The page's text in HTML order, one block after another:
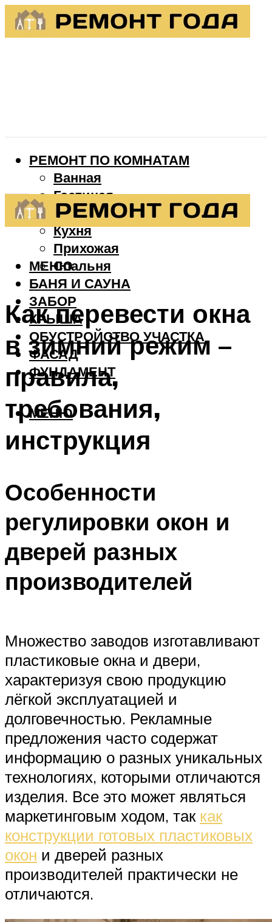
РЕМОНТ ПО КОМНАТАМ
Ванная
Гостиная
Детская
Кухня
Прихожая
Спальня
БАНЯ И САУНА
ЗАБОР
КРЫША
ОБУСТРОЙСТВО УЧАСТКА
ФАСАД
ФУНДАМЕНТ
МЕНЮ
МЕНЮ
Как перевести окна
в зимний режим –
правила,
требования,
инструкция
Особенности
регулировки окон и
дверей разных
производителей
Множество заводов изготавливают
пластиковые окна и двери,
характеризуя свою продукцию
лёгкой эксплуатацией и
долговечностью. Рекламные
предложения часто содержат
информацию о разных уникальных
технологиях, которыми отличаются
изделия. Все это может являться
маркетинговым ходом, так как
конструкции готовых пластиковых
окон и дверей разных
производителей практически не
отличаются.